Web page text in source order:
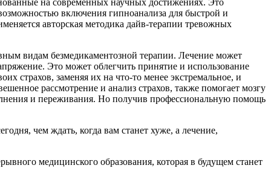
на современных научных достижениях. Это
включения гипноанализа для быстрой и
авторская методика дайв-терапии тревожных
видам безмедикаментозной терапии. Лечение может
Это может облегчить принятие и использование
страхов, заменяя их на что-то менее экстремальное, и
рассмотрение и анализ страхов, также помогает мозгу
и переживания. Но получив профессиональную помощь
чем ждать, когда вам станет хуже, а лечение,
медицинского образования, которая в будущем станет